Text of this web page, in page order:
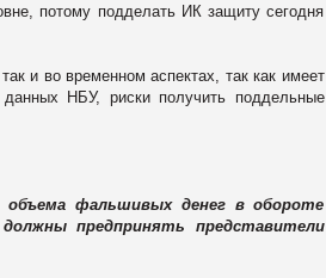
потому подделать ИК защиту сегодня
и во временном аспектах, так как имеет
НБУ, риски получить поддельные
фальшивых денег в обороте
предпринять представители